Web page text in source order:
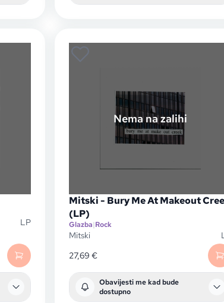
LP
Nema na zalihi
Mitski - Bury Me At Makeout
(LP)
Glazba|Rock
Mitski
27,69 €
Obavijesti me kad bude
dostupno